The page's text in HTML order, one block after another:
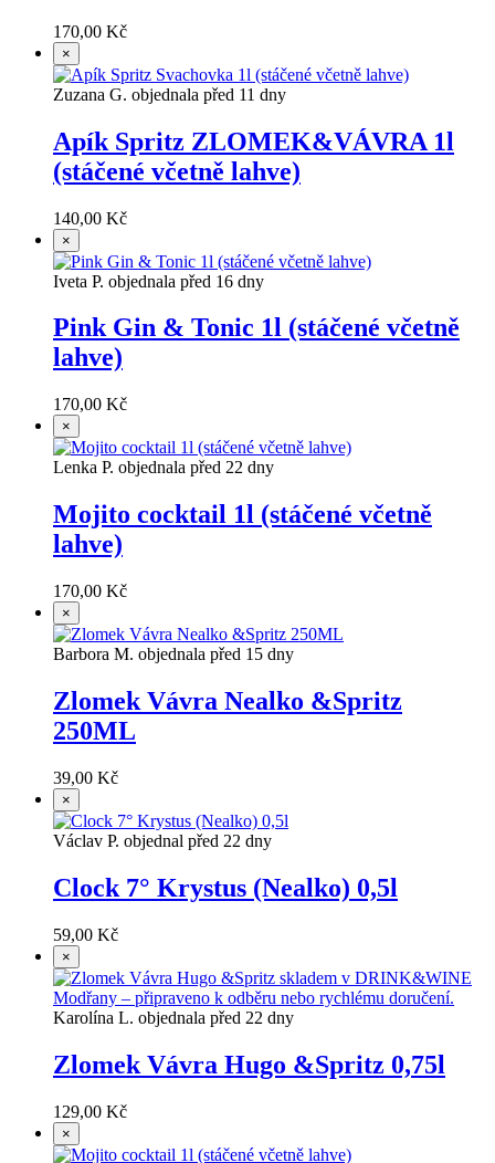
170,00 Kč
×
Zuzana G. objednala před 11 dny
Apík Spritz ZLOMEK&VÁVRA 1l
(stáčené včetně lahve)
140,00 Kč
×
Iveta P. objednala před 16 dny
Pink Gin & Tonic 1l (stáčené včetně
lahve)
170,00 Kč
×
Lenka P. objednala před 22 dny
Mojito cocktail 1l (stáčené včetně
lahve)
170,00 Kč
×
Barbora M. objednala před 15 dny
Zlomek Vávra Nealko &Spritz
250ML
39,00 Kč
×
Václav P. objednal před 22 dny
Clock 7° Krystus (Nealko) 0,5l
59,00 Kč
×
Karolína L. objednala před 22 dny
Zlomek Vávra Hugo &Spritz 0,75l
129,00 Kč
×